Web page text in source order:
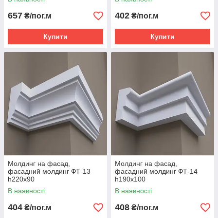
657 ₴/пог.м
Купити
402 ₴/пог.м
Купити
Молдинг на фасад,
фасадний молдинг ФТ-13
h220х90
В наявності
404 ₴/пог.м
Молдинг на фасад,
фасадний молдинг ФТ-14
h190х100
В наявності
408 ₴/пог.м